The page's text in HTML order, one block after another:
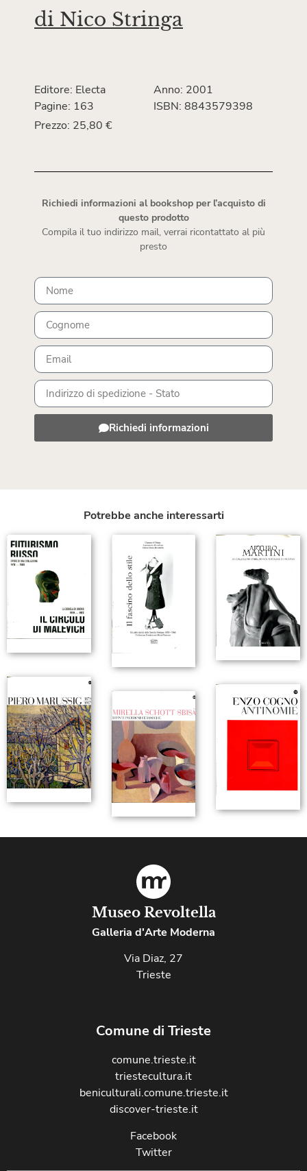
di Nico Stringa
Editore: Electa
Anno: 2001
Pagine: 163
ISBN: 8843579398
Prezzo: 25,80 €
Richiedi informazioni al bookshop per l’acquisto di
questo prodotto
Compila il tuo indirizzo mail, verrai ricontattato al più
presto
Richiedi informazioni
Potrebbe anche interessarti
Museo Revoltella
Galleria d'Arte Moderna
Via Diaz, 27
Trieste
Comune di Trieste
comune.trieste.it
triestecultura.it
beniculturali.comune.trieste.it
discover-trieste.it
Facebook
Twitter